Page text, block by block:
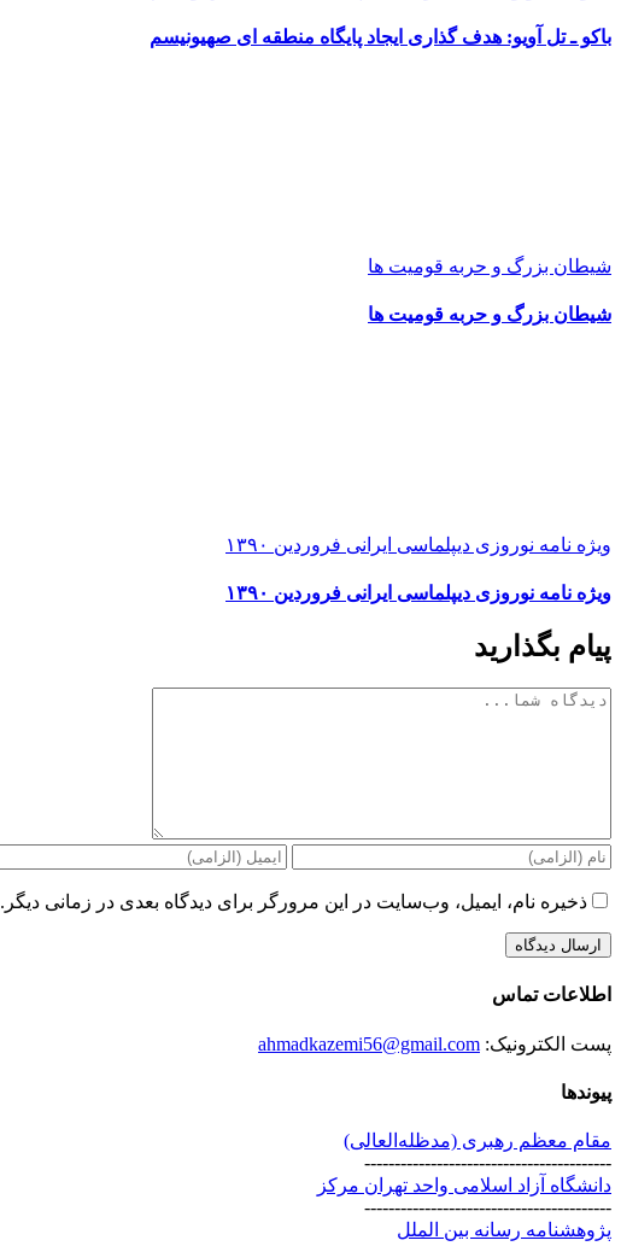
باکو ـ تل آویو: هدف گذاری ایجاد پایگاه منطقه ای صهیونیسم
شیطان بزرگ و حربه قومیت ها
شیطان بزرگ و حربه قومیت ها
ویژه نامه نوروزی دیپلماسی ایرانی فروردین ۱۳۹۰
ویژه نامه نوروزی دیپلماسی ایرانی فروردین ۱۳۹۰
پیام بگذارید
دیدگاه
ذخیره نام، ایمیل، وب‌سایت در این مرورگر برای دیدگاه بعدی در زمانی دیگر.
اطلاعات تماس
پست الکترونیک: ahmadkazemi56@gmail.com
پیوندها
مقام معظم رهبری (مد‌ظله‌العالی)
-----------------------------------------
دانشگاه آزاد اسلامی واحد تهران مرکز
-----------------------------------------
پژوهشنامه رسانه بین الملل